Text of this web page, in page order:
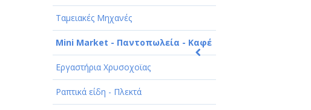
Ταμειακές Μηχανές
Mini Market - Παντοπωλεία - Καφέ
Εργαστήρια Χρυσοχοϊας
Ραπτικά είδη - Πλεκτά